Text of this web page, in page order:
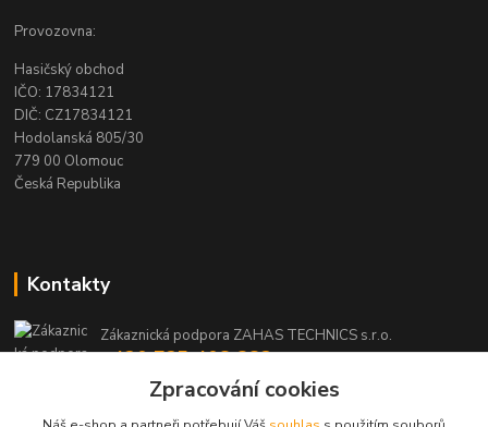
Provozovna:
Hasičský obchod
IČO: 17834121
DIČ: CZ17834121
Hodolanská 805/30
779 00 Olomouc
Česká Republika
Kontakty
Zákaznická podpora ZAHAS TECHNICS s.r.o.
+420 725 408 883
(Po-Pá, 8-16 hod.)
Zpracování cookies